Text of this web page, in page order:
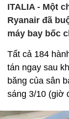
ITALIA - Một
Ryanair đã
máy bay bốc
Tất cả 184
tán ngay sau
băng của sân
sáng 3/10 (giờ